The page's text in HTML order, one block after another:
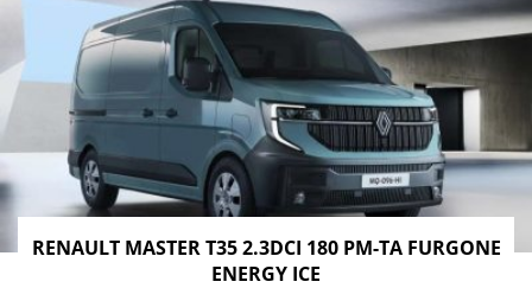
RENAULT MASTER T35 2.3DCI 180 PM-TA FURGONE
ENERGY ICE